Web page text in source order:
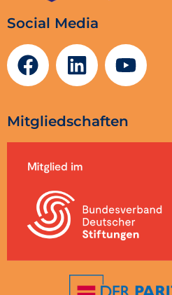
Social Media
Mitgliedschaften